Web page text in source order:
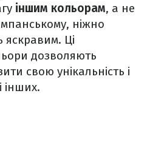
іншим кольорам, а не
ніжно
яскравим. Ці
дозволяють
свою унікальність і
інших.